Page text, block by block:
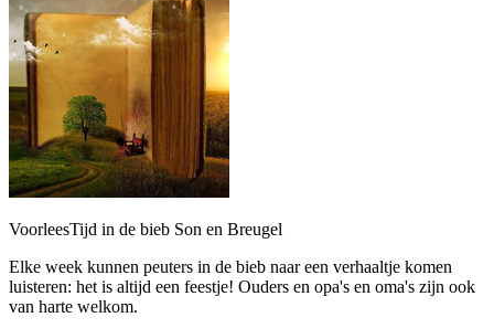
VoorleesTijd in de bieb Son en Breugel
Elke week kunnen peuters in de bieb naar een verhaaltje komen
luisteren: het is altijd een feestje! Ouders en opa's en oma's zijn ook
van harte welkom.